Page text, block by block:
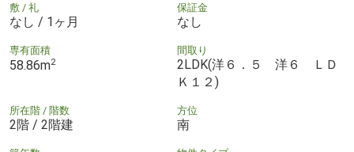
敷 / 礼
なし / 1ヶ月
保証金
なし
専有面積
58.86m2
間取り
2LDK(洋６．５ 洋６ ＬＤ
Ｋ１２)
所在階 / 階数
2階 / 2階建
方位
南